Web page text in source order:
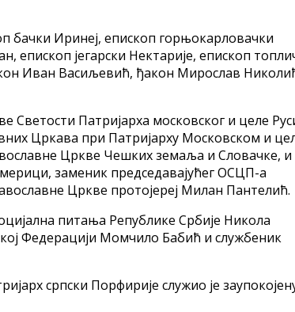
бачки Иринеј, епископ горњокарловачки
епископ јегарски Нектарије, епископ
Иван Васиљевић, ђакон Мирослав
Патријарха московског и целе
Цркава при Патријарху Московском и
Цркве Чешких земаља и Словачке, и
заменик председавајућег ОСЦП-а
Цркве протојереј Милан Пантелић.
питања Републике Србије Никола
Федерацији Момчило Бабић и службеник
српски Порфирије служио је